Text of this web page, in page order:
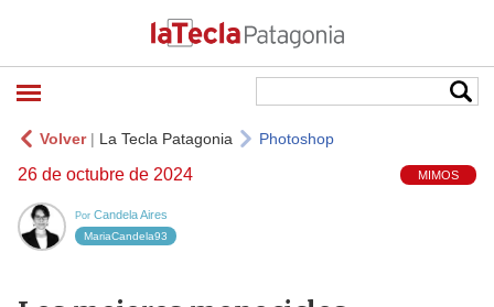
Volver| La Tecla Patagonia Photoshop
26 de octubre de 2024 MIMOS
Por Candela Aires
MariaCandela93